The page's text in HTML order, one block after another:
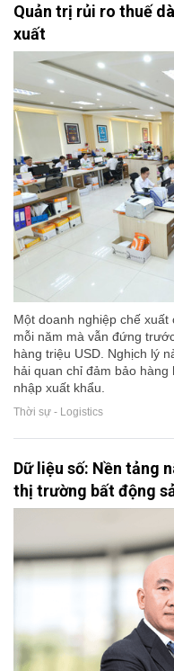
Quản trị rủi ro thuế
xuất
Một doanh nghiệp chế
mỗi năm mà vẫn đứng
hàng triệu USD. Nghịch lý
hải quan chỉ đảm bảo
nhập xuất khẩu.
Thời sự - Logistics
Dữ liệu số: Nền tảng
thị trường bất động